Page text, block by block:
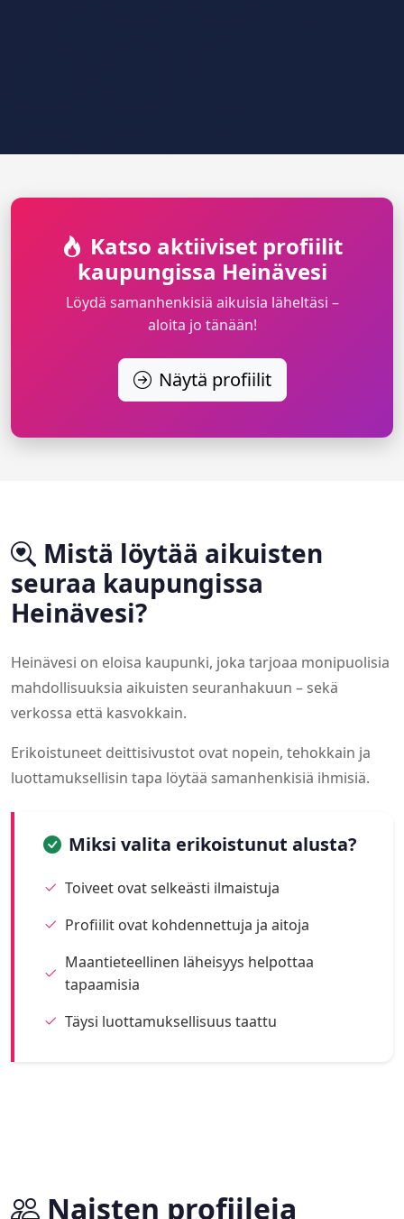
Katso aktiiviset profiilit
kaupungissa Heinävesi
Löydä samanhenkisiä aikuisia läheltäsi –
aloita jo tänään!
Näytä profiilit
Mistä löytää aikuisten
seuraa kaupungissa
Heinävesi?
Heinävesi on eloisa kaupunki, joka tarjoaa monipuolisia
mahdollisuuksia aikuisten seuranhakuun – sekä
verkossa että kasvokkain.
Erikoistuneet deittisivustot ovat nopein, tehokkain ja
luottamuksellisin tapa löytää samanhenkisiä ihmisiä.
Miksi valita erikoistunut alusta?
Toiveet ovat selkeästi ilmaistuja
Profiilit ovat kohdennettuja ja aitoja
Maantieteellinen läheisyys helpottaa
tapaamisia
Täysi luottamuksellisuus taattu
Naisten profiileja